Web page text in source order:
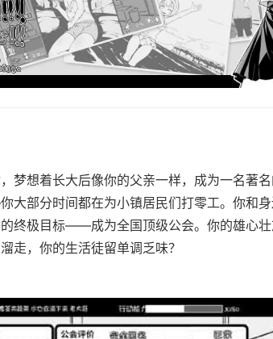
梦想着长大后像你的父亲一样，成为一名著名
部分时间都在为小镇居民们打零工。你和
终极目标——成为全国顶级公会。你的雄心
走，你的生活徒留单调乏味？